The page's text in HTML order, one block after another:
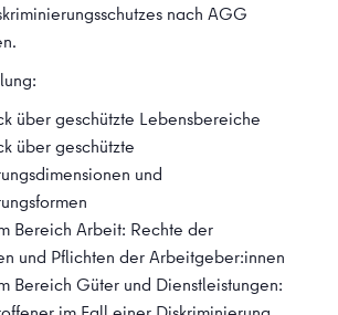
nach AGG
über geschützte Lebensbereiche
über geschützte
und
Bereich Arbeit: Rechte der
und Pflichten der Arbeitgeber:innen
Bereich Güter und Dienstleistungen: